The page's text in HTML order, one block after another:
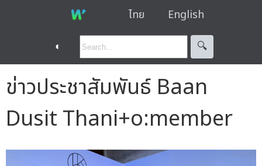
ไทย English
◐ 🔍︎
ข่าวประชาสัมพันธ์ Baan
Dusit Thani+o:member